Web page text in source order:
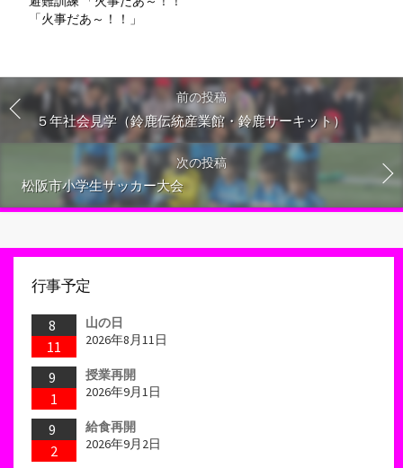
「火事だあ～！！」
前の投稿
５年社会見学（鈴鹿伝統産業館・鈴鹿サーキット）
次の投稿
松阪市小学生サッカー大会
行事予定
8
11
山の日
2026年8月11日
9
1
授業再開
2026年9月1日
9
2
給食再開
2026年9月2日